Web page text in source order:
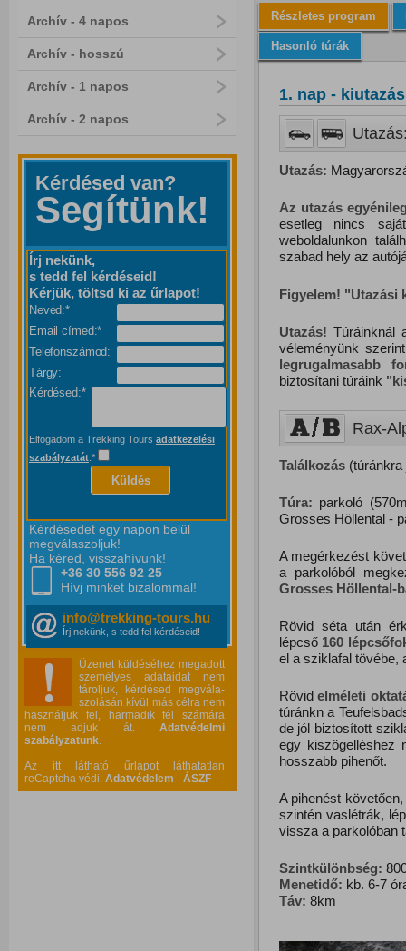
Archív - 4 napos
Archív - hosszú
Archív - 1 napos
Archív - 2 napos
Kérdésed van?
Segítünk!
Írj nekünk,
s tedd fel kérdéseid!
Kérjük, töltsd ki az űrlapot!
Neved:*
Email címed:*
Telefonszámod:
Tárgy:
Kérdésed:*
Elfogadom a Trekking Tours adatkezelési
szabályzatát:*
Küldés
Kérdésedet egy napon belül
megválaszoljuk!
Ha kéred, visszahívunk!
+36 30 556 92 25
Hívj minket bizalommal!
info@trekking-tours.hu
Írj nekünk, s tedd fel kérdéseid!
Üzenet küldéséhez megadott
személyes adataidat nem
tároljuk, kérdésed megvála-
szolásán kívül más célra nem
használjuk fel, harmadik fél számára
nem adjuk át. Adatvédelmi
szabályzatunk.
Az itt látható űrlapot láthatatlan
reCaptcha védi: Adatvédelem - ÁSZF
Részletes program
Hasonló túrák
1. nap -
Utazás:
Az utazás
esetleg nincs
weboldalunkon
szabad hely az
Figyelem! "Utazási
Utazás! Túráinknál
véleményünk
legrugalmasabb
biztosítani túráink "
Rax-
Találkozás(túránkra
Túra: parkoló
Grosses Höllental -
A megérkezést
a parkolóból
Grosses Höllental-
Rövid séta után
lépcső 160
el a sziklafal
Rövidelméleti
túránkn a
de jól biztosított
egy kiszögelléshez
hosszabb pihenőt.
A pihenést
szintén vaslétrák,
vissza a parkolóban
Szintkülönbség:
Menetidő: kb. 6-7
Táv: 8km